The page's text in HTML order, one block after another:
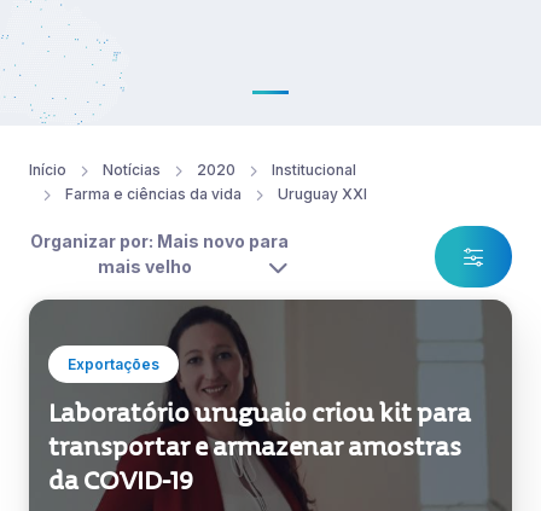
Início Notícias 2020
Institucional
Farma e ciências da vida
Uruguay XXI
Organizar por: Mais novo para
mais velho
Exportações
Laboratório uruguaio criou kit para
transportar e armazenar amostras
da COVID-19